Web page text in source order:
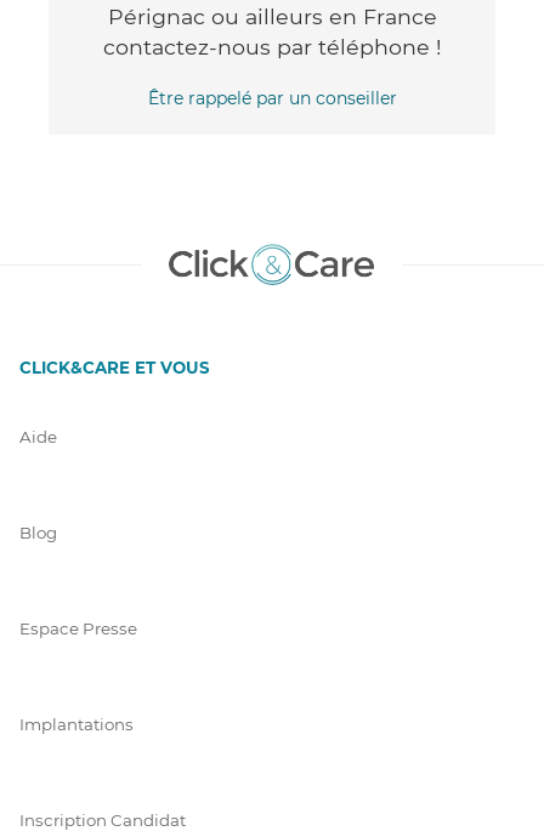
Pérignac ou ailleurs en France
contactez-nous par téléphone !
Être rappelé par un conseiller
CLICK&CARE ET VOUS
Aide
Blog
Espace Presse
Implantations
Inscription Candidat